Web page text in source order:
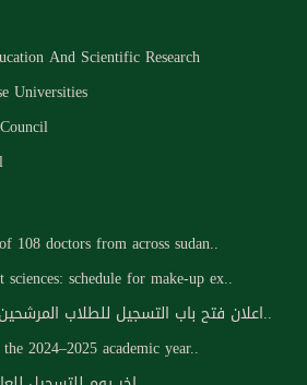
And Scientific Research
Universities
108 doctors from across sudan..
schedule for make-up ex..
اعلان فتح باب التسجيل للطلاب المرشحين للقبول في جامعة ك..
2024–2025 academic year..